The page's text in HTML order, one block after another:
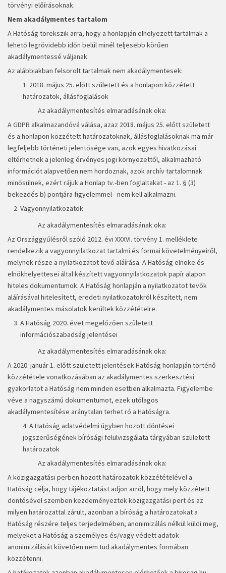
törvényi előírásoknak.
Nem akadálymentes tartalom
A Hatóság törekszik arra, hogy a honlapján elhelyezett tartalmak a
lehető legrövidebb időn belül minél teljesebb körűen
akadálymentessé váljanak.
Az alábbiakban felsorolt tartalmak nem akadálymentesek:
1. 2018. május 25. előtt született és a honlapon közzétett
határozatok, állásfoglalások
Az akadálymentesítés elmaradásának oka:
A GDPR alkalmazandóvá válása, azaz 2018. május 25. előtt született
és a honlapon közzétett határozatoknak, állásfoglalásoknak ma már
legfeljebb történeti jelentősége van, azok egyes hivatkozásai
eltérhetnek a jelenleg érvényes jogi környezettől, alkalmazható
információt alapvetően nem hordoznak, azok archív tartalomnak
minősülnek, ezért rájuk a Honlap tv.-ben foglaltakat - az 1. § (3)
bekezdés b) pontjára figyelemmel - nem kell alkalmazni.
Vagyonnyilatkozatok
Az akadálymentesítés elmaradásának oka:
Az Országgyűlésről szóló 2012. évi XXXVI. törvény 1. melléklete
rendelkezik a vagyonnyilatkozat tartalmi és formai követelményeiről,
melynek része a nyilatkozatot tevő aláírása. A Hatóság elnöke és
elnökhelyettesei által készített vagyonnyilatkozatok papír alapon
hiteles dokumentumok. A Hatóság honlapján a nyilatkozatot tevők
aláírásával hitelesített, eredeti nyilatkozatokról készített, nem
akadálymentes másolatok kerültek közzétételre.
A Hatóság 2020. évet megelőzően született
információszabadság jelentései
Az akadálymentesítés elmaradásának oka:
A 2020. január 1. előtt született jelentések Hatóság honlapján történő
közzététele vonatkozásában az akadálymentes szerkesztési
gyakorlatot a Hatóság nem minden esetben alkalmazta. Figyelembe
véve a nagyszámú dokumentumot, ezek utólagos
akadálymentesítése aránytalan terhet ró a Hatóságra.
4. A Hatóság adatvédelmi ügyben hozott döntései
jogszerűségének bírósági felülvizsgálata tárgyában született
határozatok
Az akadálymentesítés elmaradásának oka:
A közigazgatási perben hozott határozatok közzétételével a
Hatóság célja, hogy tájékoztatást adjon arról, hogy mely közzétett
döntésével szemben kezdeményeztek közigazgatási pert és az
milyen határozattal zárult, azonban a bíróság a határozatokat a
Hatóság részére teljes terjedelmében, anonimizálás nélkül küldi meg,
melyeket a Hatóság a személyes és/vagy védett adatok
anonimizálását követően nem tud akadálymentes formában
közzétenni.